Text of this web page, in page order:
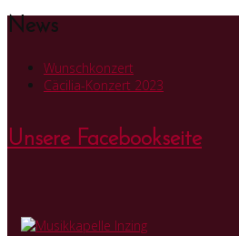
News
Wunschkonzert
Cäcilia-Konzert 2023
Unsere Facebookseite